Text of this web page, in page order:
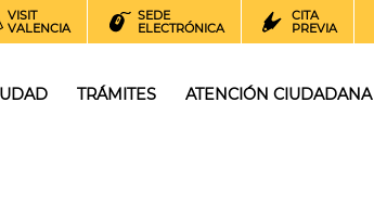
VISIT
VALENCIA
SEDE
ELECTRÓNICA
CITA
PREVIA
TRÁMITES ATENCIÓN CIUDADANA